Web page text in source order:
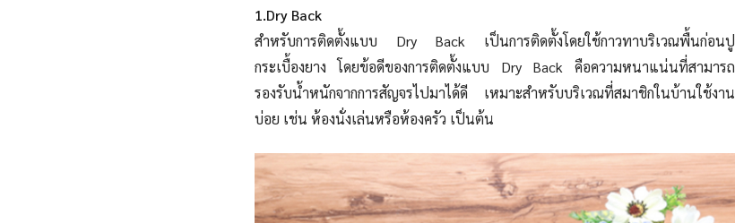
1.Dry Back
สำหรับการติดตั้งแบบ Dry Back เป็นการติดตั้งโดยใช้กาวทาบริเวณพื้นก่อนปู
กระเบื้องยาง โดยข้อดีของการติดตั้งแบบ Dry Back คือความหนาแน่นที่สามารถ
รองรับน้ำหนักจากการสัญจรไปมาได้ดี เหมาะสำหรับบริเวณที่สมาชิกในบ้านใช้งาน
บ่อย เช่น ห้องนั่งเล่นหรือห้องครัว เป็นต้น